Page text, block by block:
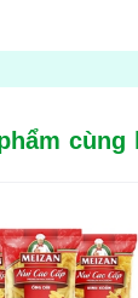
cùng